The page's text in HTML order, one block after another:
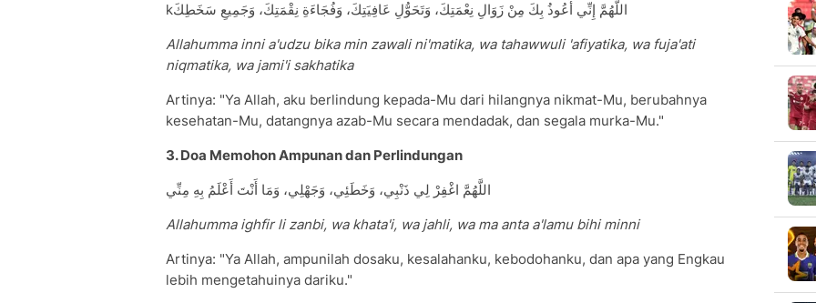
kاللَّهُمَّ إِنِّي أَعُوذُ بِكَ مِنْ زَوَالِ نِعْمَتِكَ، وَتَحَوُّلِ عَافِيَتِكَ، وَفُجَاءَةِ نِقْمَتِكَ، وَجَمِيعِ سَخَطِكَ
Allahumma inni a'udzu bika min zawali ni'matika, wa tahawwuli 'afiyatika, wa fuja'ati
niqmatika, wa jami'i sakhatika
Artinya: "Ya Allah, aku berlindung kepada-Mu dari hilangnya nikmat-Mu, berubahnya
kesehatan-Mu, datangnya azab-Mu secara mendadak, dan segala murka-Mu."
3. Doa Memohon Ampunan dan Perlindungan
اللَّهُمَّ اغْفِرْ لِي ذَنْبِي، وَخَطَئِي، وَجَهْلِي، وَمَا أَنْتَ أَعْلَمُ بِهِ مِنِّي
Allahumma ighfir li zanbi, wa khata'i, wa jahli, wa ma anta a'lamu bihi minni
Artinya: "Ya Allah, ampunilah dosaku, kesalahanku, kebodohanku, dan apa yang Engkau
lebih mengetahuinya dariku."